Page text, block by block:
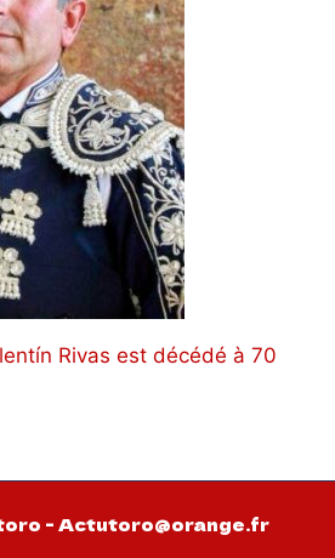
Rivas est décédé à 70
- Actutoro@orange.fr